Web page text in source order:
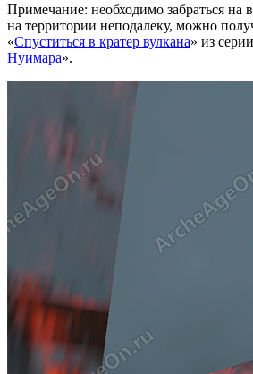
Примечание: необходимо забраться
на территории неподалеку, можно
«Спуститься в кратер вулкана» из
Нуимара».